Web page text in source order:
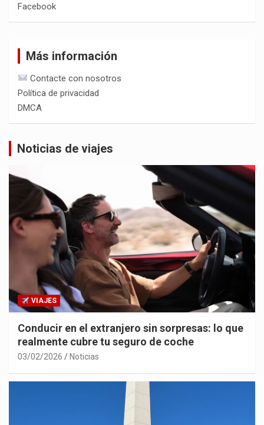
Facebook
Más información
Contacte con nosotros
Política de privacidad
DMCA
Noticias de viajes
VIAJES
Conducir en el extranjero sin sorpresas: lo que
realmente cubre tu seguro de coche
03/02/2026 Noticias